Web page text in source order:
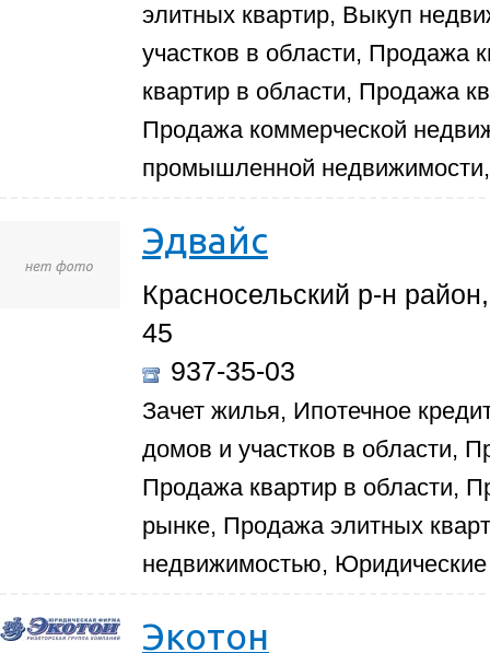
элитных квартир, Выкуп
участков в области, Продажа
квартир в области, Продажа
Продажа коммерческой
промышленной
Эдвайс
Красносельский р-н
45
937-35-03
Зачет жилья, Ипотечное
домов и участков в области,
Продажа квартир в области,
рынке, Продажа элитных
недвижимостью, Юридические
Экотон